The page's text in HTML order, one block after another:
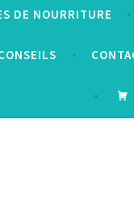
DE NOURRITURE